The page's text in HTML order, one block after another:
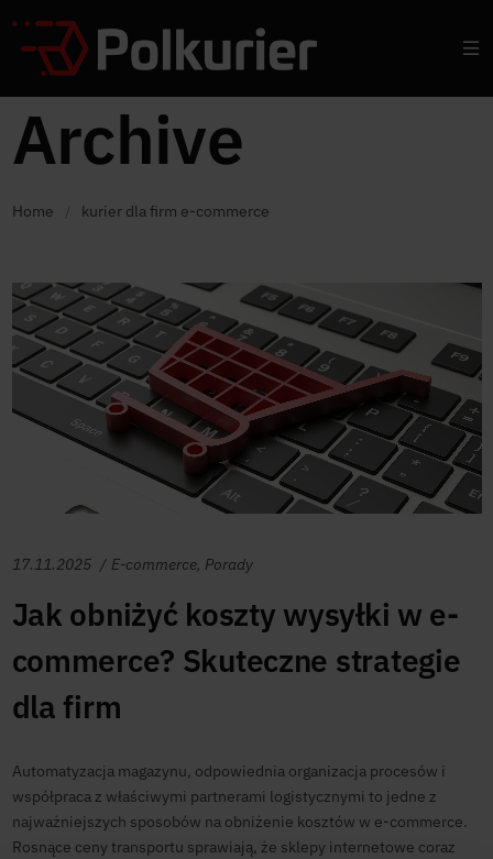
Archive
Home kurier dla firm e-commerce
17.11.2025 E-commerce, Porady
Jak obniżyć koszty wysyłki w e-
commerce? Skuteczne strategie
dla firm
Automatyzacja magazynu, odpowiednia organizacja procesów i
współpraca z właściwymi partnerami logistycznymi to jedne z
najważniejszych sposobów na obniżenie kosztów w e-commerce.
Rosnące ceny transportu sprawiają, że sklepy internetowe coraz